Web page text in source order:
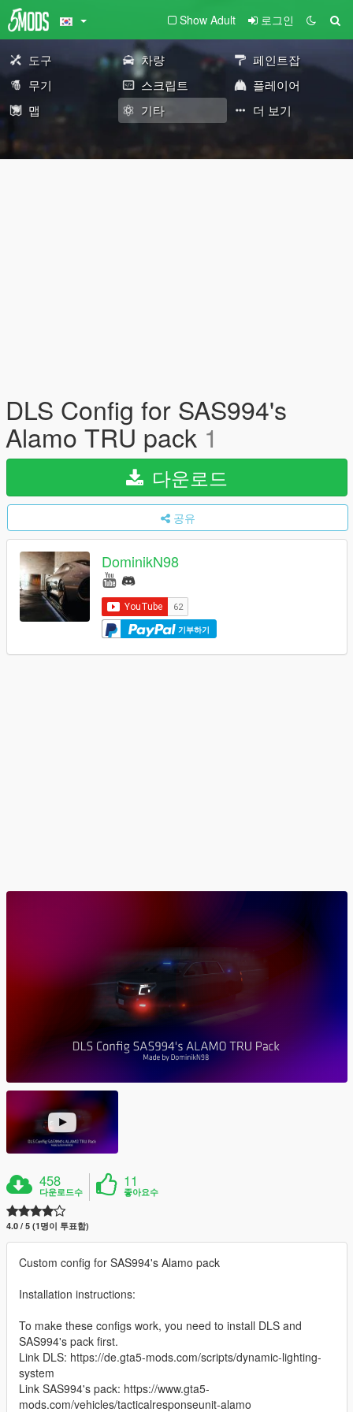
Show Adult 로그인
도구 차량
페인트잡
무기
스크립트
플레이어
맵
기타 더 보기
DLS Config for SAS994's
Alamo TRU pack 1
다운로드
공유
DominikN98
기부하기
458
다운로드수
11
좋아요수
4.0 / 5 (1명이 투표함)
Custom config for SAS994's Alamo pack
Installation instructions:
To make these configs work, you need to install DLS and
SAS994's pack first.
Link DLS: https://de.gta5-mods.com/scripts/dynamic-lighting-
system
Link SAS994's pack: https://www.gta5-
mods.com/vehicles/tacticalresponseunit-alamo